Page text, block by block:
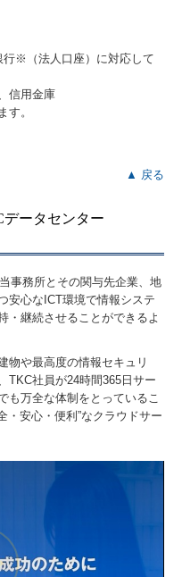
行※（法人口座）に対応して
信用金庫
す。
▲ 戻る
データセンター
事務所とその関与先企業、地
安心なICT環境で情報システ
・継続させることができるよ
物や最高度の情報セキュリ
TKC社員が24時間365日サー
も万全な体制をとっているこ
・安心・便利”なクラウドサー